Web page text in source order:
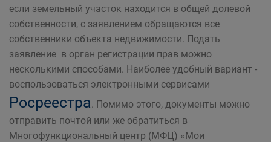
если земельный участок находится в общей долевой
собственности, с заявлением обращаются все
собственники объекта недвижимости. Подать
заявление в орган регистрации прав можно
несколькими способами. Наиболее удобный вариант -
воспользоваться электронными сервисами
Росреестра. Помимо этого, документы можно
отправить почтой или же обратиться в
Многофункциональный центр (МФЦ) «Мои